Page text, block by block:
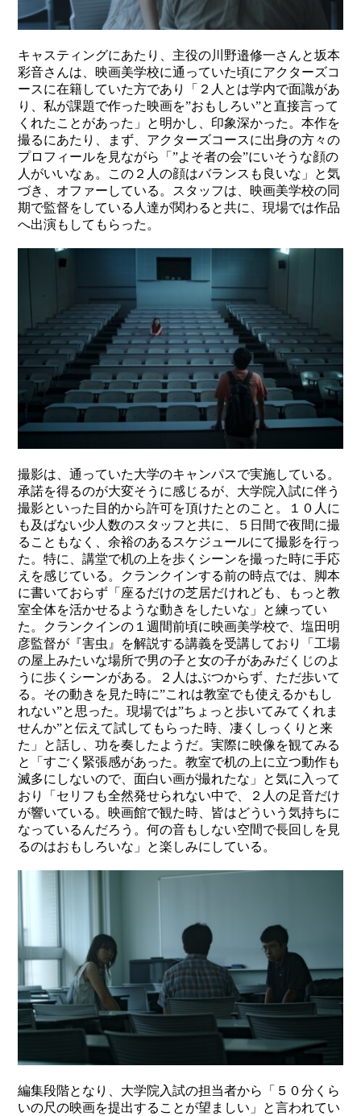
キャスティングにあたり、主役の川野邉修一さんと坂本
彩音さんは、映画美学校に通っていた頃にアクターズコ
ースに在籍していた方であり「２人とは学内で面識があ
り、私が課題で作った映画を”おもしろい”と直接言って
くれたことがあった」と明かし、印象深かった。本作を
撮るにあたり、まず、アクターズコースに出身の方々の
プロフィールを見ながら「”よそ者の会”にいそうな顔の
人がいいなぁ。この２人の顔はバランスも良いな」と気
づき、オファーしている。スタッフは、映画美学校の同
期で監督をしている人達が関わると共に、現場では作品
へ出演もしてもらった。
撮影は、通っていた大学のキャンパスで実施している。
承諾を得るのが大変そうに感じるが、大学院入試に伴う
撮影といった目的から許可を頂けたとのこと。１０人に
も及ばない少人数のスタッフと共に、５日間で夜間に撮
ることもなく、余裕のあるスケジュールにて撮影を行っ
た。特に、講堂で机の上を歩くシーンを撮った時に手応
えを感じている。クランクインする前の時点では、脚本
に書いておらず「座るだけの芝居だけれども、もっと教
室全体を活かせるような動きをしたいな」と練ってい
た。クランクインの１週間前頃に映画美学校で、塩田明
彦監督が『害虫』を解説する講義を受講しており「工場
の屋上みたいな場所で男の子と女の子があみだくじのよ
うに歩くシーンがある。２人はぶつからず、ただ歩いて
る。その動きを見た時に”これは教室でも使えるかもし
れない”と思った。現場では”ちょっと歩いてみてくれま
せんか”と伝えて試してもらった時、凄くしっくりと来
た」と話し、功を奏したようだ。実際に映像を観てみる
と「すごく緊張感があった。教室で机の上に立つ動作も
滅多にしないので、面白い画が撮れたな」と気に入って
おり「セリフも全然発せられない中で、２人の足音だけ
が響いている。映画館で観た時、皆はどういう気持ちに
なっているんだろう。何の音もしない空間で長回しを見
るのはおもしろいな」と楽しみにしている。
編集段階となり、大学院入試の担当者から「５０分くら
いの尺の映画を提出することが望ましい」と言われてい